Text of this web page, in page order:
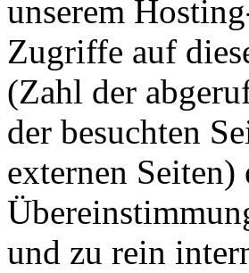
unserem
Zugriffe auf
(Zahl der
der besuchten
externen
und zu rein